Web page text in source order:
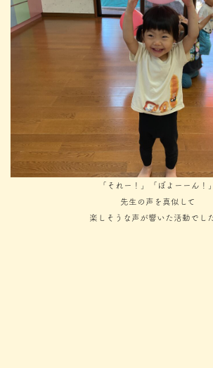
「それー！」「ぼよーーん！」
先生の声を真似して
楽しそうな声が響いた活動でし